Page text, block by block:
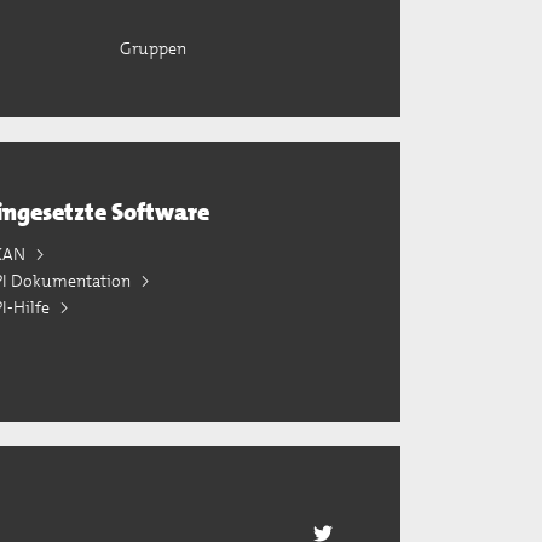
Gruppen
Software
Dokumentation
Hilfe